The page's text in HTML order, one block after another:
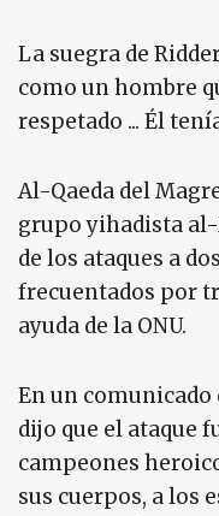
La suegra de
como un hombre
respetado ... Él
Al-Qaeda del
grupo yihadista
de los ataques a
frecuentados por
ayuda de la ONU.
En un
dijo que el ataque
campeones
sus cuerpos, a los